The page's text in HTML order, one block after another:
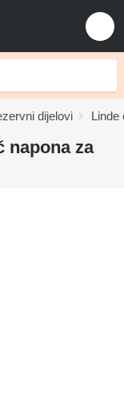
dijelovi Linde
napona za